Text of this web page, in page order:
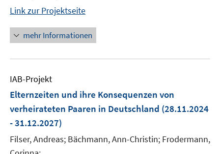
Link zur Projektseite
mehr Informationen
IAB-Projekt
Elternzeiten und ihre Konsequenzen von
verheirateten Paaren in Deutschland (28.11.2024
- 31.12.2027)
Filser, Andreas; Bächmann, Ann-Christin; Frodermann,